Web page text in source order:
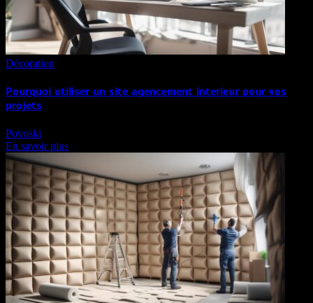
Décoration
Pourquoi utiliser un site agencement interieur pour vos
projets
Povoski
En savoir plus